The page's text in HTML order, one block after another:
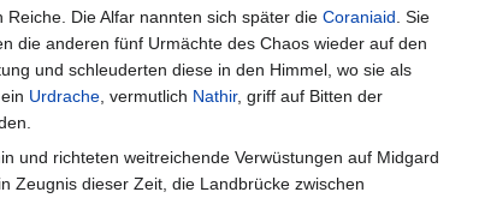
Die Alfar nannten sich später die Coraniaid . Sie
die anderen fünf Urmächte des Chaos wieder auf den
und schleuderten diese in den Himmel, wo sie als
Urdrache , vermutlich Nathir, griff auf Bitten der
und richteten weitreichende Verwüstungen auf Midgard
Zeugnis dieser Zeit, die Landbrücke zwischen